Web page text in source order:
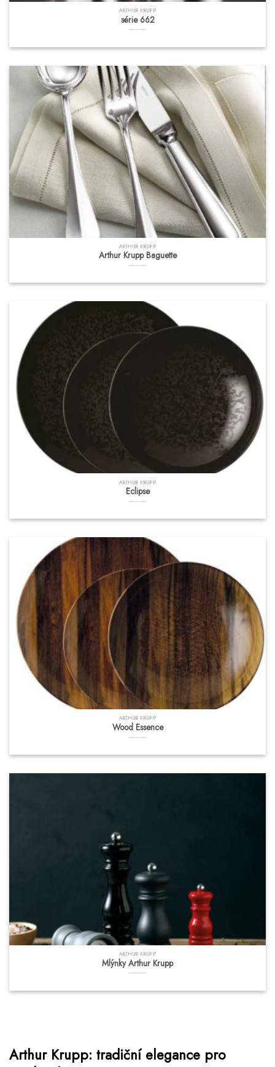
ARTHUR KRUPP
série 662
ARTHUR KRUPP
Arthur Krupp Baguette
ARTHUR KRUPP
Eclipse
ARTHUR KRUPP
Wood Essence
ARTHUR KRUPP
Mlýnky Arthur Krupp
Arthur Krupp: tradiční elegance pro